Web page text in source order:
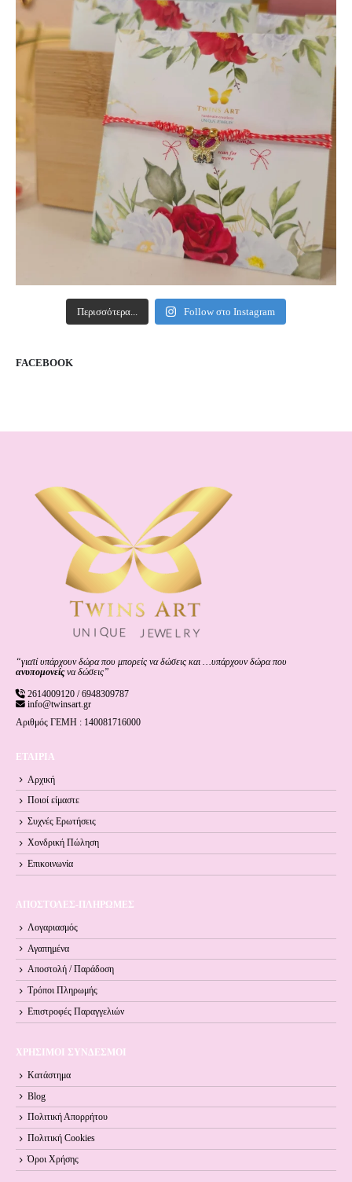
Περισσότερα... Follow στο Instagram
FACEBOOK
“γιατί υπάρχουν δώρα που μπορείς να δώσεις και …υπάρχουν δώρα που
ανυπομονείςνα δώσεις”
2614009120 / 6948309787
info@twinsart.gr
Αριθμός ΓΕΜΗ : 140081716000
ΕΤΑΙΡΙΑ
Αρχική
Ποιοί είμαστε
Συχνές Ερωτήσεις
Χονδρική Πώληση
Επικοινωνία
ΑΠΟΣΤΟΛΕΣ-ΠΛΗΡΩΜΕΣ
Λογαριασμός
Αγαπημένα
Αποστολή / Παράδοση
Τρόποι Πληρωμής
Επιστροφές Παραγγελιών
ΧΡΗΣΙΜΟΙ ΣΥΝΔΕΣΜΟΙ
Κατάστημα
Blog
Πολιτική Απορρήτου
Πολιτική Cookies
Όροι Xρήσης